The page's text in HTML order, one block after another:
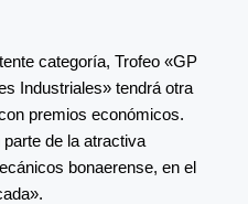
categoría, Trofeo «GP
Industriales» tendrá otra
premios económicos.
de la atractiva
bonaerense, en el